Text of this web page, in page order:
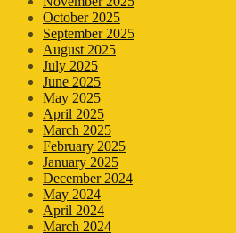
October 2025
September 2025
August 2025
July 2025
June 2025
May 2025
April 2025
March 2025
February 2025
January 2025
December 2024
May 2024
April 2024
March 2024